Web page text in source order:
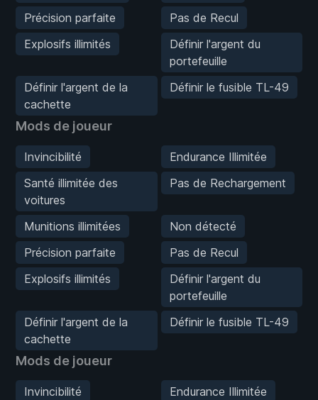
Précision parfaite
Pas de Recul
Explosifs illimités
Définir l'argent du
portefeuille
Définir l'argent de la
cachette
Définir le fusible TL-49
Mods de joueur
Invincibilité
Endurance Illimitée
Santé illimitée des
voitures
Pas de Rechargement
Munitions illimitées
Non détecté
Précision parfaite
Pas de Recul
Explosifs illimités
Définir l'argent du
portefeuille
Définir l'argent de la
cachette
Définir le fusible TL-49
Mods de joueur
Invincibilité
Endurance Illimitée